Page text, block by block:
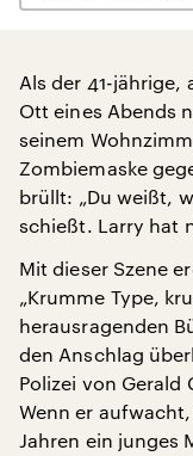
Als der 41-jährige,
Ott eines Abends
seinem
Zombiemaske
brüllt: „Du weißt,
schießt. Larry hat
Mit dieser Szene
„Krumme Type,
herausragenden
den Anschlag
Polizei von Gerald
Wenn er
Jahren ein junges